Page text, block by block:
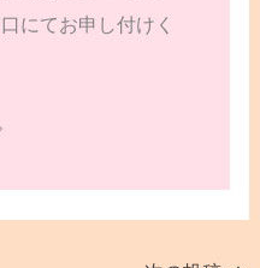
にてお申し付けく